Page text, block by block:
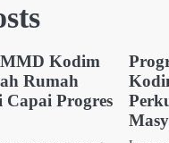
Kodim
Rumah
Progres